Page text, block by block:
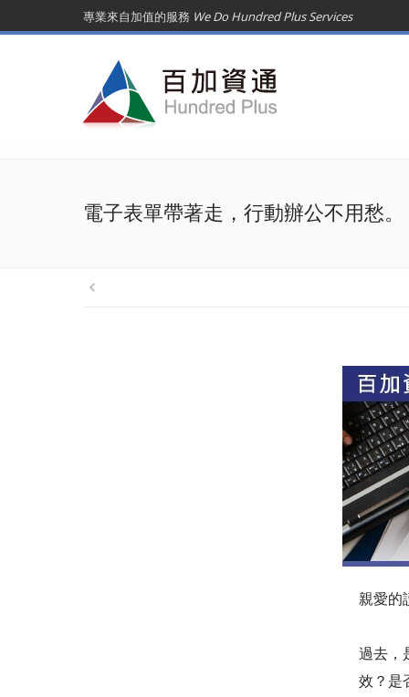
專業來自加值的服務 We Do Hundred Plus Services
電子表單帶著走，行動辦公不用愁。
親愛的
過去，
效？是